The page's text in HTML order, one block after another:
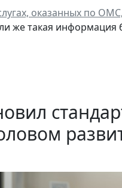
оказанных по
же такая